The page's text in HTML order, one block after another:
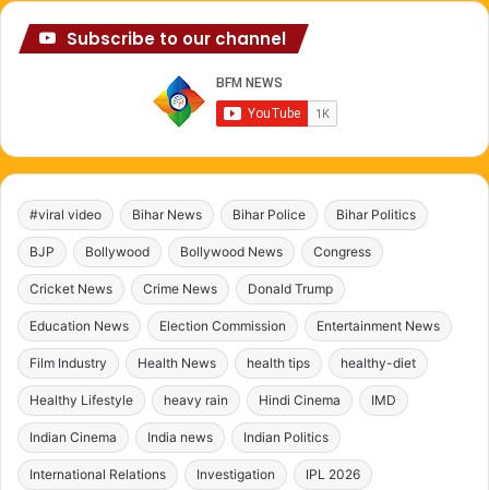
Subscribe to our channel
#viral video Bihar News Bihar Police Bihar Politics
BJP Bollywood Bollywood News Congress
Cricket News Crime News Donald Trump
Education News Election Commission Entertainment News
Film Industry Health News health tips healthy-diet
Healthy Lifestyle heavy rain Hindi Cinema IMD
Indian Cinema India news Indian Politics
International Relations Investigation IPL 2026